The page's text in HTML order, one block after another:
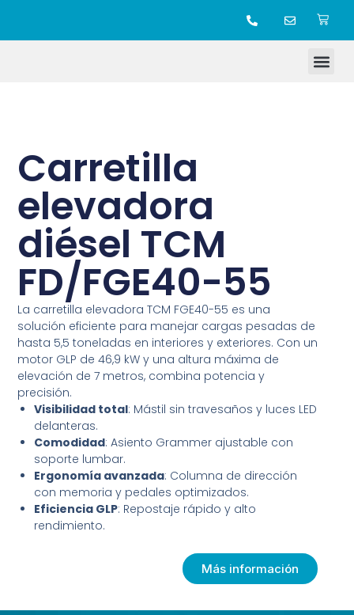
Carretilla
elevadora
diésel TCM
FD/FGE40-55
La carretilla elevadora TCM FGE40-55 es una
solución eficiente para manejar cargas pesadas de
hasta 5,5 toneladas en interiores y exteriores. Con un
motor GLP de 46,9 kW y una altura máxima de
elevación de 7 metros, combina potencia y
precisión.
Visibilidad total: Mástil sin travesaños y luces LED
delanteras.
Comodidad: Asiento Grammer ajustable con
soporte lumbar.
Ergonomía avanzada: Columna de dirección
con memoria y pedales optimizados.
Eficiencia GLP: Repostaje rápido y alto
rendimiento.
Más información